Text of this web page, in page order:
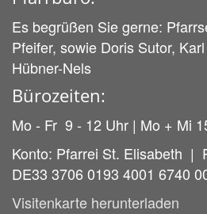
Es begrüßen Sie gerne:
Pfeifer, sowie Doris Sutor,
Hübner-Nels
Bürozeiten:
Mo - Fr 9 - 12 Uhr | Mo + Mi
Konto: Pfarrei St. Elisabeth
DE33 3706 0193 4001 6740
Visitenkarte herunterladen